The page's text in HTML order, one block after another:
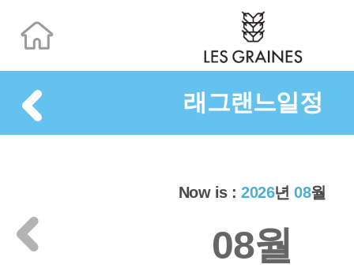
래그랜느일정
Now is : 2026년 08월
08월